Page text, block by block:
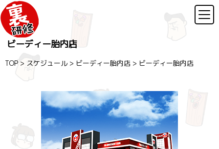
ビーディー胎内店
TOP > スケジュール > ビーディー胎内店 > ビーディー胎内店